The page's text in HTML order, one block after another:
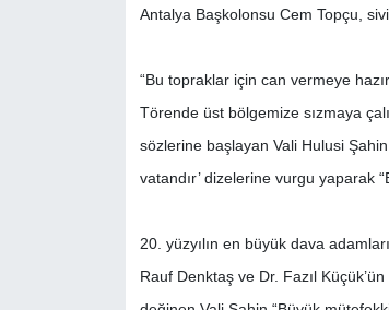
Antalya Başkolonsu Cem Topçu,
“Bu topraklar için can vermeye
Törende üst bölgemize sızmaya
sözlerine başlayan Vali Hulusi
vatandır’ dizelerine vurgu yaparak
20. yüzyılın en büyük dava adamları
Rauf Denktaş ve Dr. Fazıl